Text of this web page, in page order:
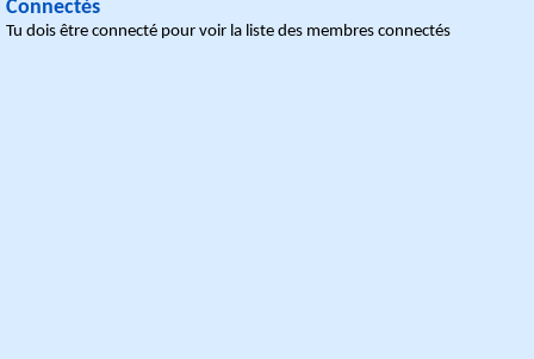
Connectés
Tu dois être connecté pour voir la liste des membres connectés